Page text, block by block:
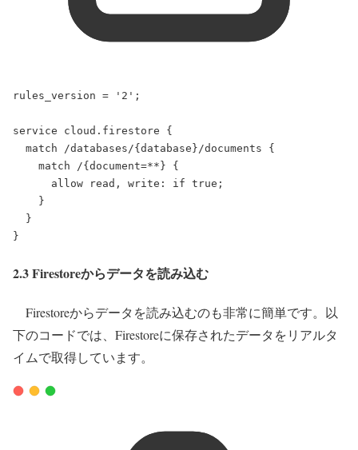
rules_version = '2' ;
service cloud.firestore
{
match
/databases/{database}/documents
{
match
/{document=** }
{
allow
read, write: if true ;
    }
  }
}
2.3 Firestoreからデータを読み込む
Firestoreからデータを読み込むのも非常に簡単です。以
下のコードでは、Firestoreに保存されたデータをリアルタ
イムで取得しています。